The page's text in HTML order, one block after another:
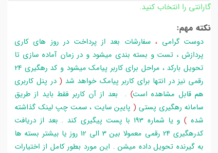
گارانتی را انتخاب کنید.
نکته مهم:
دوست گرامی ،سفارشات بعد از پرداخت در روز های کاری
پردازش ، تست و بسته بندی میشود و در زمان آماده سازی تا
تحویل بارکد ، مراحل برای کاربر پیامک میشود و کد رهگیری 24
رقمی نیز در انتها برای کاربر پیامک خواهد شد ( در پنل کاربری
هم قابل مشاهده است) . بعد از آن کاربر فقط باید از طریق
سامانه رهگیری پستی ( پایین سایت ، سمت چپ لینک گذاشته
شده )
و یا شماره 193 با پست پیگیری کند . بعد از دریافت
کدرهگیری 24 رقمی معمولا بین 3 الی 12 روز یا بیشتر بسته ها
به گیرنده تحویل داده میشن . این مورد بطور کامل از اختیارات